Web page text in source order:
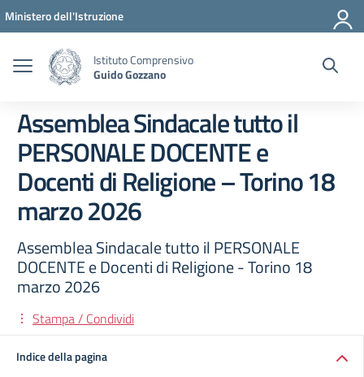
Vai ai contenuti
Vai al menu di navigazione
Vai al footer
Ministero dell'Istruzione
Istituto Comprensivo
Guido Gozzano
Assemblea Sindacale tutto il
PERSONALE DOCENTE e
Docenti di Religione – Torino 18
marzo 2026
Assemblea Sindacale tutto il PERSONALE
DOCENTE e Docenti di Religione - Torino 18
marzo 2026
Stampa / Condividi
Indice della pagina